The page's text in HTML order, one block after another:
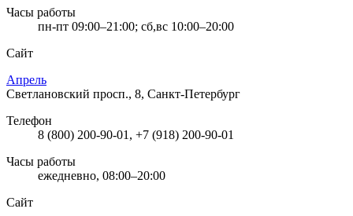
Часы работы
пн-пт 09:00–21:00; сб,вс 10:00–20:00
Сайт
Апрель
Светлановский просп., 8, Санкт-Петербург
Телефон
8 (800) 200-90-01, +7 (918) 200-90-01
Часы работы
ежедневно, 08:00–20:00
Сайт